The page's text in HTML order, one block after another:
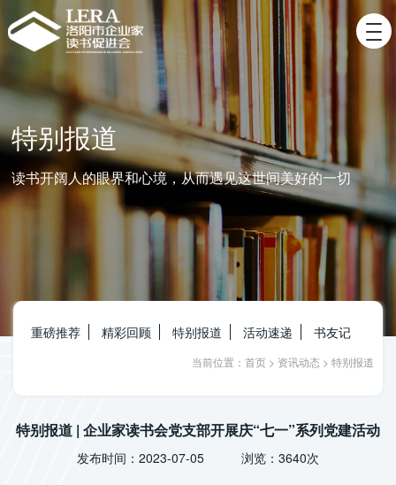
特别报道
读书开阔人的眼界和心境，从而遇见这世间美好的一切
重磅推荐 精彩回顾 特别报道 活动速递 书友记
当前位置： 首页 > 资讯动态 > 特别报道
特别报道 | 企业家读书会党支部开展庆“七一”系列党建活动
发布时间：2023-07-05 浏览：3640次